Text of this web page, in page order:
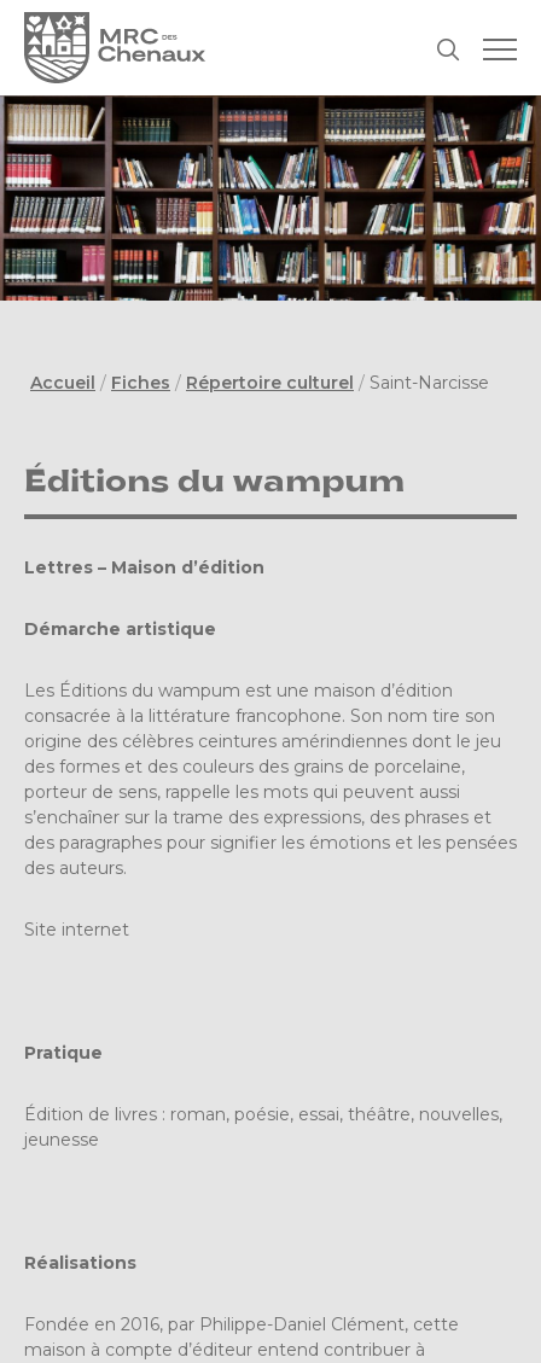
Accueil / Fiches / Répertoire culturel / Saint-Narcisse
Éditions du wampum
Lettres – Maison d’édition
Démarche artistique
Les Éditions du wampum est une maison d’édition
consacrée à la littérature francophone. Son nom tire son
origine des célèbres ceintures amérindiennes dont le jeu
des formes et des couleurs des grains de porcelaine,
porteur de sens, rappelle les mots qui peuvent aussi
s’enchaîner sur la trame des expressions, des phrases et
des paragraphes pour signifier les émotions et les pensées
des auteurs.
Site internet
Pratique
Édition de livres : roman, poésie, essai, théâtre, nouvelles,
jeunesse
Réalisations
Fondée en 2016, par Philippe-Daniel Clément, cette
maison à compte d’éditeur entend contribuer à